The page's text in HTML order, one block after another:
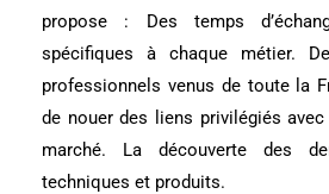
propose : Des temps
spécifiques à chaque métier.
professionnels venus de toute la
de nouer des liens privilégiés
marché. La découverte des
techniques et produits.